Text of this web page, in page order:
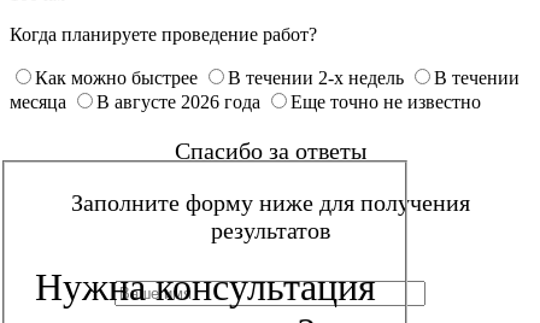
Когда планируете проведение работ?
Как можно быстрее В течении 2-х недель
В течении
месяца
В августе 2026 года Еще точно не известно
Спасибо за ответы
Заполните форму ниже для получения
результатов
Нужна консультация